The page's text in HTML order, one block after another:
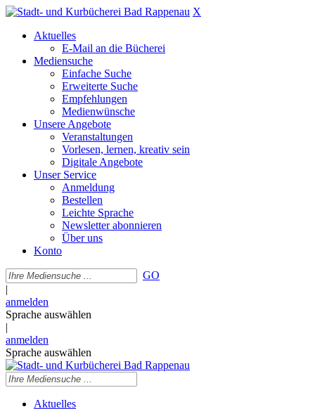
X
Aktuelles
E-Mail an die Bücherei
Mediensuche
Einfache Suche
Erweiterte Suche
Empfehlungen
Medienwünsche
Unsere Angebote
Veranstaltungen
Vorlesen, lernen, kreativ sein
Digitale Angebote
Unser Service
Anmeldung
Bestellen
Leichte Sprache
Newsletter abonnieren
Über uns
Konto
GO
|
anmelden
Sprache auswählen
|
anmelden
Sprache auswählen
Aktuelles